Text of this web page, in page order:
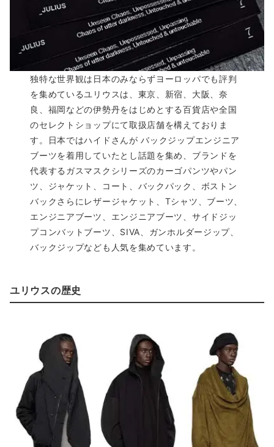
独特な世界観は日本のみならずヨーロッパでも評判
を集めているユリウスは、東京、新宿、大阪、奈
良、福岡などの伊勢丹をはじめとする百貨店や全国
のセレクトショップにて取扱店舗を構えておりま
す。日本ではハイドさんが バックジップエンジニア
ブーツを着用していたとし話題を集め、ブランドを
代表するガスマスクシリーズのカーゴパンツやパン
ツ、ジャケット、コート、バックパック、ボストン
バックさらにレザージャケット、Tシャツ、ブーツ、
エンジニアブーツ、エンジニアブーツ、サイドジッ
プコンバットブーツ、SIVA、ガンホルダージップ、
バックジップなども人気を集めています。
ユリウスの歴史